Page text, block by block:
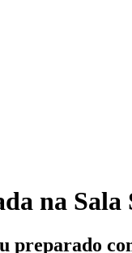
na Sala
preparado